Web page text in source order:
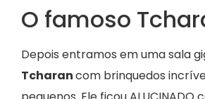
O famoso
Depois entramos em uma sala
Tcharancom brinquedos